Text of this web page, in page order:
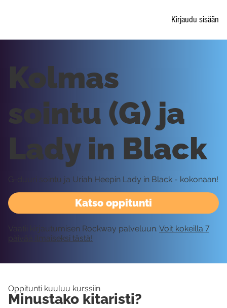
Kirjaudu sisään
Katso oppitunti
Kolmas
sointu (G) ja
Lady in Black
G-duuri sointu ja Uriah Heepin Lady in Black - kokonaan!
Vaatii kirjautumisen Rockway palveluun. Voit kokeilla 7
päivää ilmaiseksi tästä!
Oppitunti kuuluu kurssiin
Minustako kitaristi?